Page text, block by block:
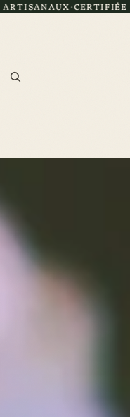
ZOO COSMÉTOLOGIE